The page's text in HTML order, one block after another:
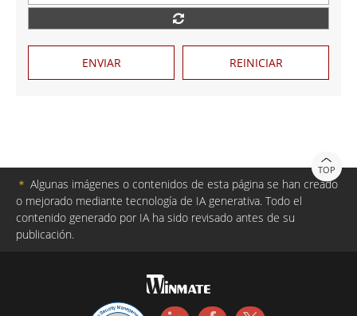
ENVIAR REINICIAR
TOP
＊ Algunas imágenes o contenidos de esta página se han creado
o mejorado mediante tecnología de IA generativa. Todo el
contenido generado por IA ha sido revisado antes de su
publicación.